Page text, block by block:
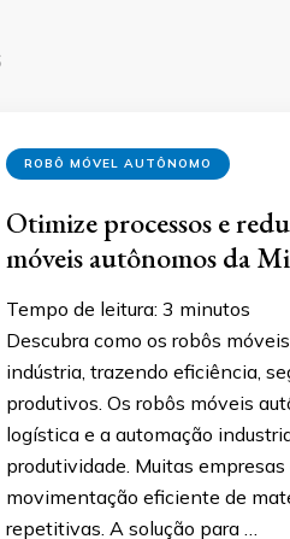
ROBÔ MÓVEL AUTÔNOMO
Otimize processos e
móveis autônomos da
Tempo de leitura: 3 minutos
Descubra como os robôs
indústria, trazendo eficiência,
produtivos. Os robôs móveis
logística e a automação
produtividade. Muitas
movimentação eficiente de
repetitivas. A solução para …